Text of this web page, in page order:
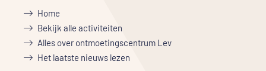
Home
Bekijk alle activiteiten
Alles over ontmoetingscentrum Lev
Het laatste nieuws lezen